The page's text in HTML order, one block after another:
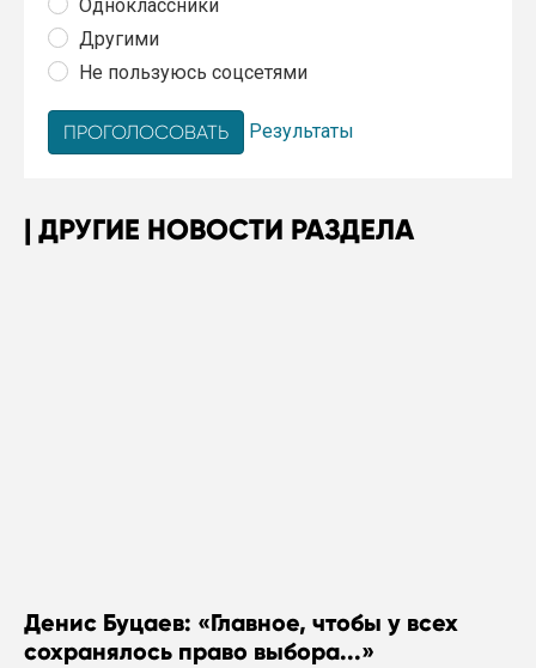
Одноклассники
Другими
Не пользуюсь соцсетями
Результаты
ДРУГИЕ НОВОСТИ РАЗДЕЛА
Денис Буцаев: «Главное, чтобы у всех
сохранялось право выбора...»